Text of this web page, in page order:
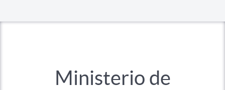
Ministerio de